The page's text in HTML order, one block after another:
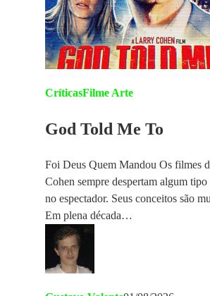
CríticasFilme Arte
God Told Me To
Foi Deus Quem Mandou Os filmes
Cohen sempre despertam algum
no espectador. Seus conceitos são
Em plena década…